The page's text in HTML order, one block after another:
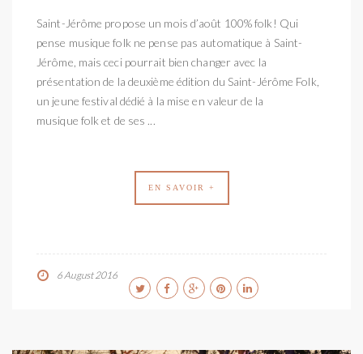
Saint-Jérôme propose un mois d’août 100% folk! Qui
pense musique folk ne pense pas automatique à Saint-
Jérôme, mais ceci pourrait bien changer avec la
présentation de la deuxième édition du Saint-Jérôme Folk,
un jeune festival dédié à la mise en valeur de la
musique folk et de ses ...
EN SAVOIR +
6 August 2016